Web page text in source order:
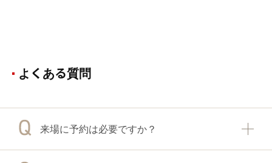
よくある質問
来場に予約は必要ですか？